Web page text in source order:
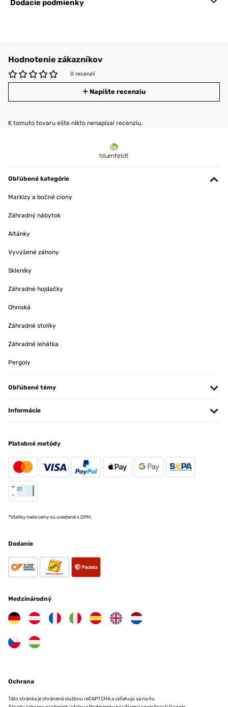
Dodacie podmienky
Hodnotenie zákazníkov
0 recenzií
Napíšte recenziu
K tomuto tovaru ešte nikto nenapísal recenziu.
Obľúbené kategórie
Markízy a bočné clony
Záhradný nábytok
Altánky
Vyvýšené záhony
Skleníky
Záhradné hojdačky
Ohniská
Záhradné stolíky
Záhradné lehátka
Pergoly
Obľúbené témy
Informácie
Platobné metódy
*Všetky naše ceny sú uvedené s DPH.
Dodanie
Medzinárodný
Ochrana
Táto stránka je chránená službou reCAPTCHA a vzťahujú sa na ňu